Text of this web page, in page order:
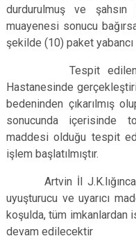
durdurulmuş ve
muayenesi sonucu
şekilde (10) paket
Tespit edilen
Hastanesinde
bedeninden çıkarılmış
sonucunda içerisinde
maddesi olduğu tespit
işlem başlatılmıştır.
Artvin İl
uyuşturucu ve uyarıcı
koşulda, tüm imkanlardan
devam edilecektir